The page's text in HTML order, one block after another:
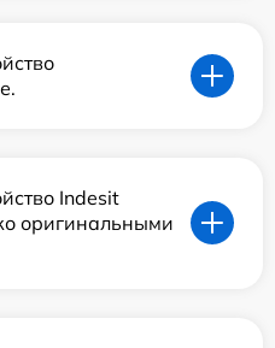
Indesit
оригинальными